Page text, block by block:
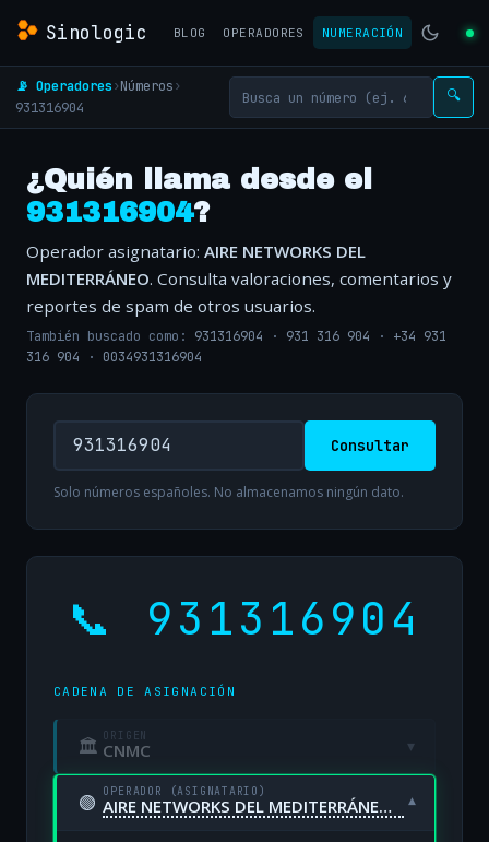
Sinologic BLOG OPERADORES NUMERACIÓN
📡 Operadores›Números›
931316904
🔍
¿Quién llama desde el
931316904?
Operador asignatario: AIRE NETWORKS DEL
MEDITERRÁNEO. Consulta valoraciones, comentarios y
reportes de spam de otros usuarios.
También buscado como: 931316904 · 931 316 904 · +34 931
316 904 · 0034931316904
Consultar
Solo números españoles. No almacenamos ningún dato.
📞 931316904
CADENA DE ASIGNACIÓN
🏛 ORIGEN
CNMC ▾
🟢 OPERADOR (ASIGNATARIO)
AIRE NETWORKS DEL MEDITERRÁNEO, S.L. UNIPERSONAL ▾